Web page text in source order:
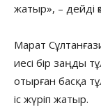
жатыр», – дейді
Марат
иесі бір заңды
отырған басқа
іс жүріп жатыр.